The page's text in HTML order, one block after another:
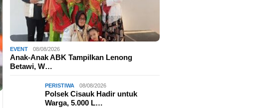
EVENT 08/08/2026
Anak-Anak ABK Tampilkan Lenong
Betawi, W…
PERISTIWA 08/08/2026
Polsek Cisauk Hadir untuk
Warga, 5.000 L…